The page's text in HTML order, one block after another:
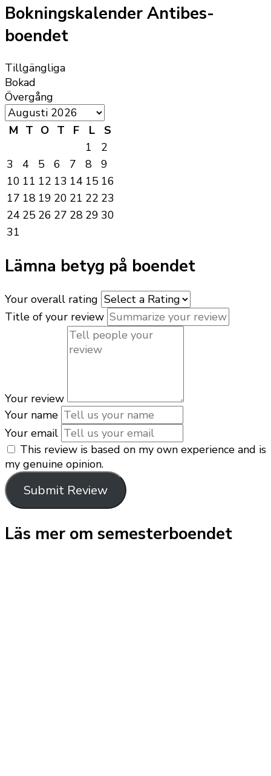
Bokningskalender Antibes-
boendet
Tillgängliga
Bokad
Övergång
M T O T F L
S
1
2
3
4 5 6 7 8
9
10 11 12 13 14 15 16
17 18 19 20 21 22 23
24 25 26 27 28 29 30
31
Lämna betyg på boendet
Your overall rating
Title of your review
Your review
Your name
Your email
This review is based on my own experience and is
my genuine opinion.
Submit Review
Läs mer om semesterboendet